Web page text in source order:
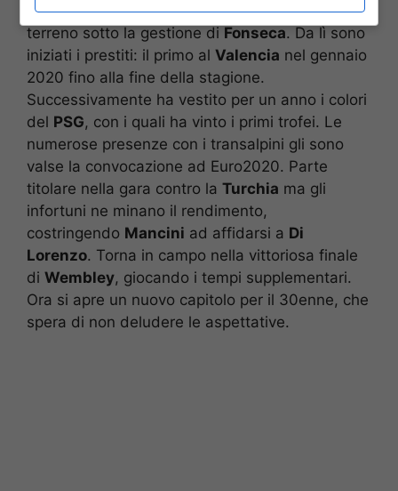
dell’organico dellaRoma, per poi perdere
terreno sotto la gestione di Fonseca. Da lì sono
iniziati i prestiti: il primo al Valencia nel gennaio
2020 fino alla fine della stagione.
Successivamente ha vestito per un anno i colori
del PSG, con i quali ha vinto i primi trofei. Le
numerose presenze con i transalpini gli sono
valse la convocazione ad Euro2020. Parte
titolare nella gara contro la Turchia ma gli
infortuni ne minano il rendimento,
costringendo Mancini ad affidarsi a Di
Lorenzo. Torna in campo nella vittoriosa finale
di Wembley, giocando i tempi supplementari.
Ora si apre un nuovo capitolo per il 30enne, che
spera di non deludere le aspettative.